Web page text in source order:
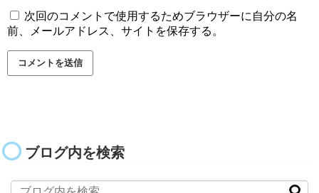
次回のコメントで使用するためブラウザーに自分の名
前、メールアドレス、サイトを保存する。
ブログ内を検索